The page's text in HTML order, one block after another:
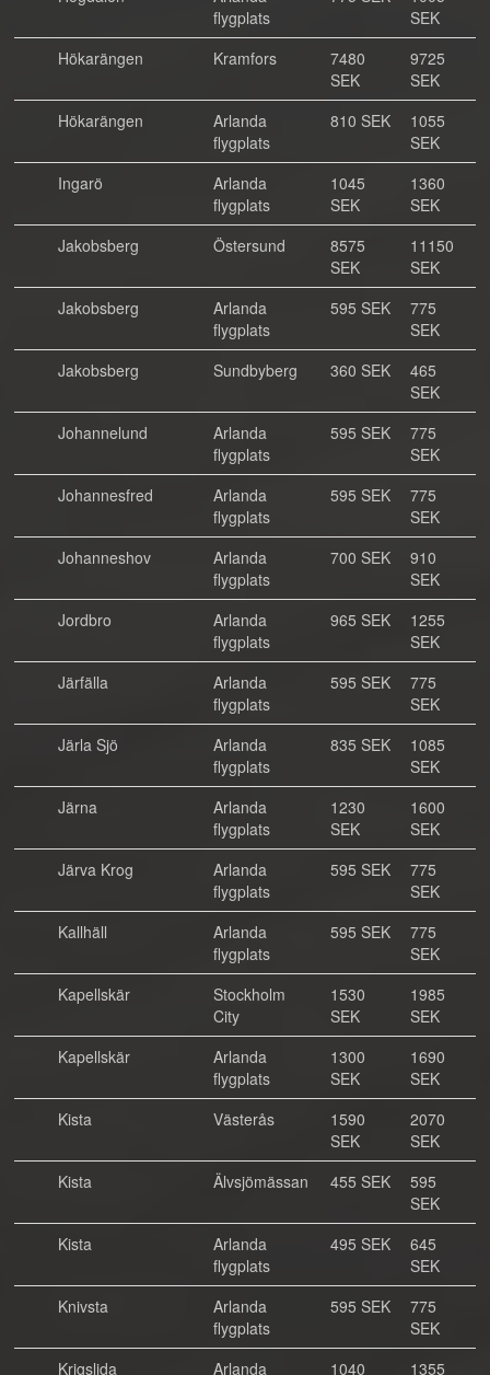
flygplats
SEK
Hökarängen
Kramfors
7480
SEK
9725
SEK
Hökarängen
Arlanda
flygplats
810 SEK
1055
SEK
Ingarö
Arlanda
flygplats
1045
SEK
1360
SEK
Jakobsberg
Östersund
8575
SEK
11150
SEK
Jakobsberg
Arlanda
flygplats
595 SEK
775
SEK
Jakobsberg
Sundbyberg 360 SEK
465
SEK
Johannelund
Arlanda
flygplats
595 SEK
775
SEK
Johannesfred
Arlanda
flygplats
595 SEK
775
SEK
Johanneshov
Arlanda
flygplats
700 SEK
910
SEK
Jordbro
Arlanda
flygplats
965 SEK
1255
SEK
Järfälla
Arlanda
flygplats
595 SEK
775
SEK
Järla Sjö
Arlanda
flygplats
835 SEK
1085
SEK
Järna
Arlanda
flygplats
1230
SEK
1600
SEK
Järva Krog
Arlanda
flygplats
595 SEK
775
SEK
Kallhäll
Arlanda
flygplats
595 SEK
775
SEK
Kapellskär
Stockholm
City
1530
SEK
1985
SEK
Kapellskär
Arlanda
flygplats
1300
SEK
1690
SEK
Kista
Västerås
1590
SEK
2070
SEK
Kista
Älvsjömässan 455 SEK
595
SEK
Kista
Arlanda
flygplats
495 SEK
645
SEK
Knivsta
Arlanda
flygplats
595 SEK
775
SEK
Krigslida
Arlanda
1040
1355